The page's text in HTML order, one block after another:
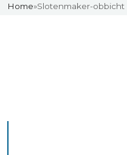
Home»Slotenmaker-obbicht